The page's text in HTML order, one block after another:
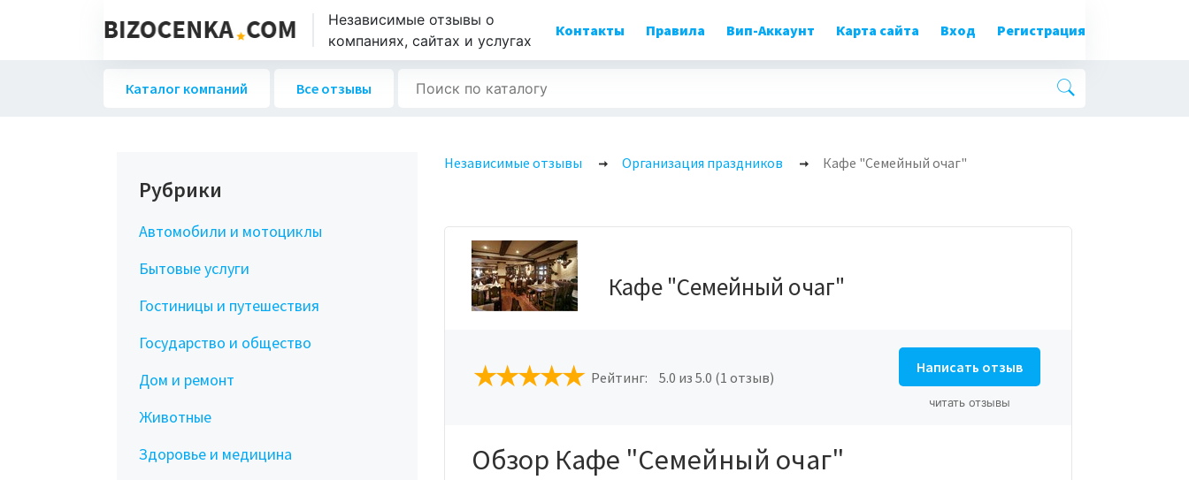
Независимые отзывы о
компаниях, сайтах и услугах
Контакты Правила Вип-Аккаунт Карта сайта Вход Регистрация
Каталог компаний Все отзывы
Независимые отзывы Организация праздников Кафе "Семейный очаг"
Кафе "Семейный очаг"
Рейтинг: 5.0 из 5.0 (1 отзыв)
Написать отзыв
читать отзывы
Обзор Кафе "Семейный очаг"
Рубрики
Автомобили и мотоциклы
Бытовые услуги
Гостиницы и путешествия
Государство и общество
Дом и ремонт
Животные
Здоровье и медицина